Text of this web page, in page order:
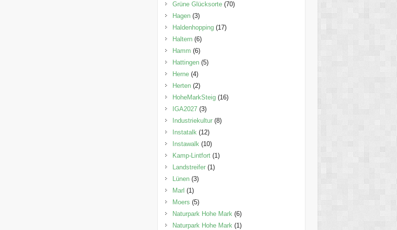
Grüne Glücksorte(70)
Hagen(3)
Haldenhopping(17)
Haltern(6)
Hamm (6)
Hattingen(5)
Herne(4)
Herten(2)
HoheMarkSteig(16)
IGA2027(3)
Industriekultur(8)
Instatalk(12)
Instawalk(10)
Kamp-Lintfort(1)
Landstreifer(1)
Lünen(3)
Marl (1)
Moers (5)
Naturpark Hohe Mark(6)
Naturpark Hohe Mark(1)